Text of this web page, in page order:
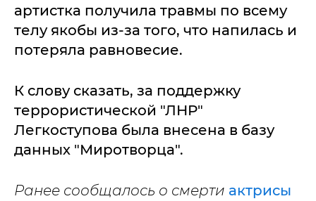
артистка получила травмы по всему
телу якобы из-за того, что напилась и
потеряла равновесие.
К слову сказать, за поддержку
террористической "ЛНР"
Легкоступова была внесена в базу
данных "Миротворца".
Ранее сообщалось о смерти актрисы